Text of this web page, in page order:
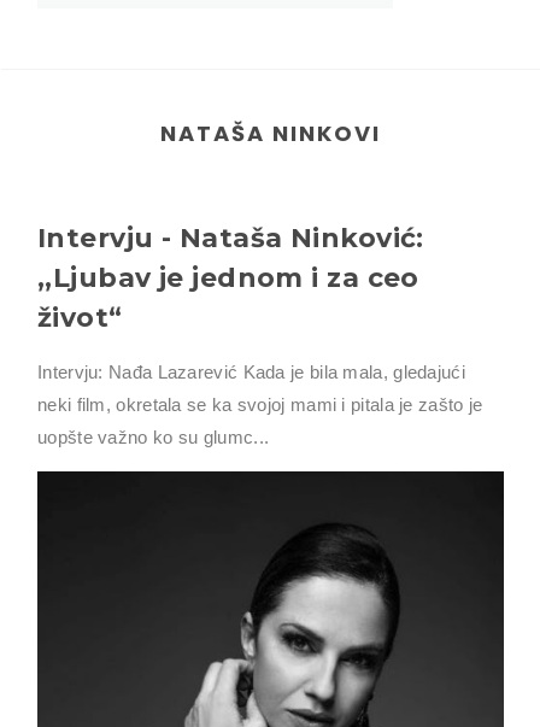
NATAŠA NINKOVI
Intervju - Nataša Ninković:
,,Ljubav je jednom i za ceo
život“
Intervju: Nađa Lazarević Kada je bila mala, gledajući
neki film, okretala se ka svojoj mami i pitala je zašto je
uopšte važno ko su glumc...